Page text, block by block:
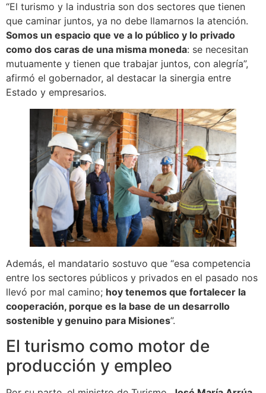
“El turismo y la industria son dos sectores que tienen
que caminar juntos, ya no debe llamarnos la atención.
Somos un espacio que ve a lo público y lo privado
como dos caras de una misma moneda: se necesitan
mutuamente y tienen que trabajar juntos, con alegría”,
afirmó el gobernador, al destacar la sinergia entre
Estado y empresarios.
Además, el mandatario sostuvo que “esa competencia
entre los sectores públicos y privados en el pasado nos
llevó por mal camino; hoy tenemos que fortalecer la
cooperación, porque es la base de un desarrollo
sostenible y genuino para Misiones”.
El turismo como motor de
producción y empleo